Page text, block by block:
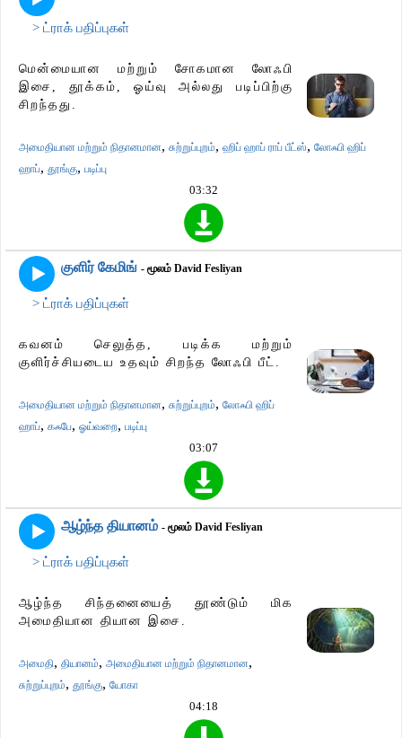
> ட்ராக் பதிப்புகள்
மென்மையான மற்றும் சோகமான லோஃபி
இசை, தூக்கம், ஓய்வு அல்லது படிப்பிற்கு
சிறந்தது.
அமைதியான மற்றும் நிதானமான, சுற்றுப்புறம், ஹிப் ஹாப் ராப் பீட்ஸ், லோஃபி ஹிப்
ஹாப், தூங்கு, படிப்பு
03:32
குளிர் கேமிங் - மூலம் David Fesliyan
> ட்ராக் பதிப்புகள்
கவனம் செலுத்த, படிக்க மற்றும்
குளிர்ச்சியடைய உதவும் சிறந்த லோஃபி பீட்.
அமைதியான மற்றும் நிதானமான, சுற்றுப்புறம், லோஃபி ஹிப்
ஹாப், கஃபே, ஓய்வறை, படிப்பு
03:07
ஆழ்ந்த தியானம் - மூலம் David Fesliyan
> ட்ராக் பதிப்புகள்
ஆழ்ந்த சிந்தனையைத் தூண்டும் மிக
அமைதியான தியான இசை.
அமைதி, தியானம், அமைதியான மற்றும் நிதானமான,
சுற்றுப்புறம், தூங்கு, யோகா
04:18